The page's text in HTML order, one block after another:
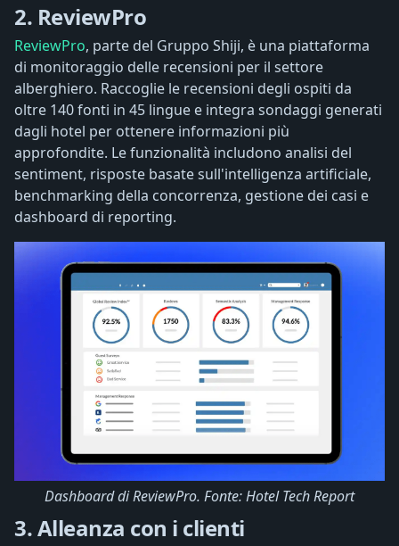
2. ReviewPro
ReviewPro, parte del Gruppo Shiji, è una piattaforma
di monitoraggio delle recensioni per il settore
alberghiero. Raccoglie le recensioni degli ospiti da
oltre 140 fonti in 45 lingue e integra sondaggi generati
dagli hotel per ottenere informazioni più
approfondite. Le funzionalità includono analisi del
sentiment, risposte basate sull'intelligenza artificiale,
benchmarking della concorrenza, gestione dei casi e
dashboard di reporting.
Dashboard di ReviewPro. Fonte: Hotel Tech Report
3. Alleanza con i clienti